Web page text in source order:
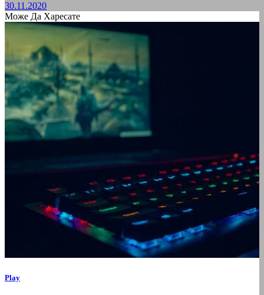
30.11.2020
Може Да Харесате
Play